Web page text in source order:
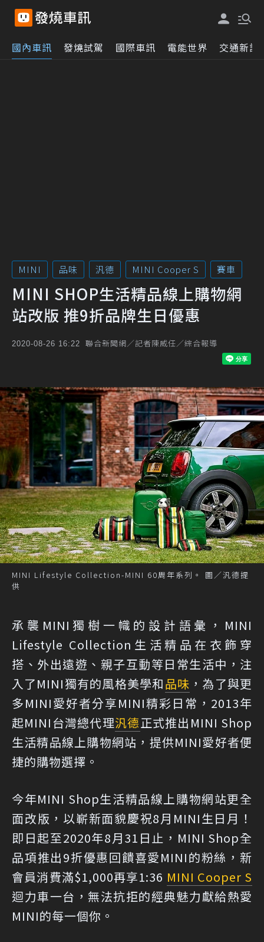
國內車訊 發燒試駕 國際車訊 電能世界 交通新訊
MINI 品味 汎德 MINI Cooper S 賽車
MINI SHOP生活精品線上購物網
站改版 推9折品牌生日優惠
2020-08-26 16:22 聯合新聞網／記者陳威任／綜合報導
MINI Lifestyle Collection-MINI 60周年系列。 圖／汎德提
供
承襲MINI獨樹一幟的設計語彙，MINI
Lifestyle Collection生活精品在衣飾穿
搭、外出遠遊、親子互動等日常生活中，注
入了MINI獨有的風格美學和品味 ，為了與更
多MINI愛好者分享MINI精彩日常，2013年
起MINI台灣總代理汎德正式推出MINI Shop
生活精品線上購物網站，提供MINI愛好者便
捷的購物選擇。
今年MINI Shop生活精品線上購物網站更全
面改版，以嶄新面貌慶祝8月MINI生日月！
即日起至2020年8月31日止，MINI Shop全
品項推出9折優惠回饋喜愛MINI的粉絲，新
會員消費滿$1,000再享1:36 MINI Cooper S
迴力車一台，無法抗拒的經典魅力獻給熱愛
MINI的每一個你。